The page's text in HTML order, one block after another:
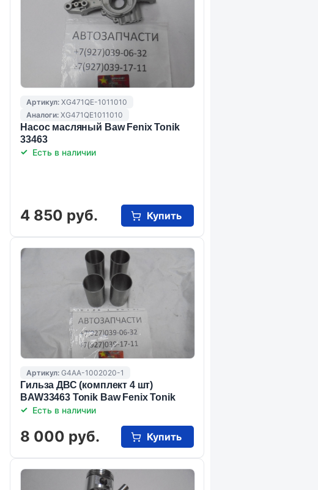
Артикул:XG471QE-1011010
Аналоги:XG471QE1011010
Насос масляный Baw Fenix Tonik
33463
Есть в наличии
4 850 руб. Купить
Артикул:G4AA-1002020-1
Гильза ДВС (комплект 4 шт)
BAW33463 Tonik Baw Fenix Tonik
Есть в наличии
8 000 руб. Купить